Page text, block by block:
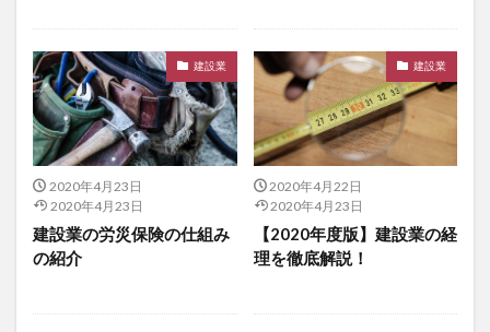
建設業
2020年4月23日
2020年4月23日
建設業の労災保険の仕組み
の紹介
建設業
2020年4月22日
2020年4月23日
【2020年度版】建設業の経
理を徹底解説！